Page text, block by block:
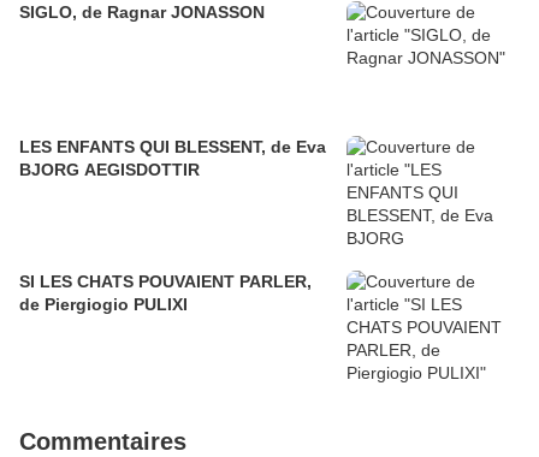
SIGLO, de Ragnar JONASSON
LES ENFANTS QUI BLESSENT, de Eva
BJORG AEGISDOTTIR
SI LES CHATS POUVAIENT PARLER,
de Piergiogio PULIXI
Commentaires